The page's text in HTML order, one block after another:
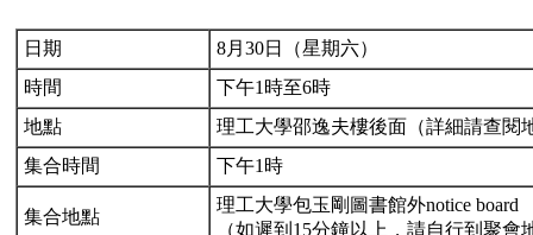
日期
8月30日（星期六）
時間
下午1時至6時
地點
理工大學邵逸夫樓後面（詳細請查閱
集合時間
下午1時
集合地點
理工大學包玉剛圖書館外notice board
（如遲到15分鐘以上，請自行到聚會